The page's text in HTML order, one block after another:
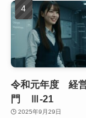
令和元年度 経
門 Ⅲ-21
2025年9月29日